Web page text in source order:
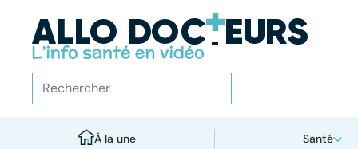
À la une Santé